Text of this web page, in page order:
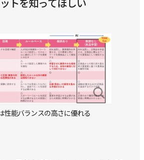
トを知ってほしい
性能バランスの高さに優れる